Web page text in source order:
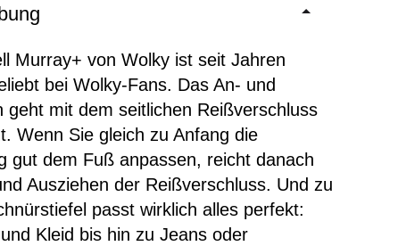
Murray+ von Wolky ist seit Jahren
bei Wolky-Fans. Das An- und
geht mit dem seitlichen Reißverschluss
Wenn Sie gleich zu Anfang die
gut dem Fuß anpassen, reicht danach
Ausziehen der Reißverschluss. Und zu
passt wirklich alles perfekt:
Kleid bis hin zu Jeans oder